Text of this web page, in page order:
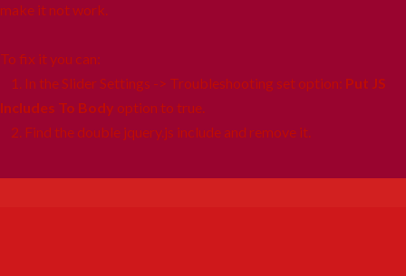
make it not work.
To fix it you can:
1. In the Slider Settings -> Troubleshooting set option: Put JS
Includes To Body option to true.
2. Find the double jquery.js include and remove it.